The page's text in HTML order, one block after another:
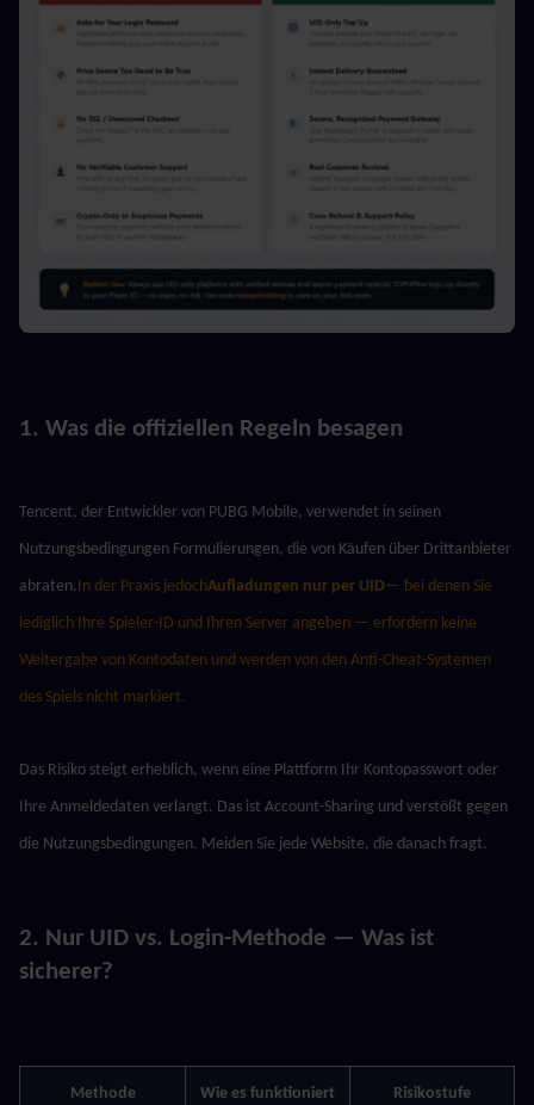
1. Was die offiziellen Regeln besagen
Tencent, der Entwickler von PUBG Mobile, verwendet in seinen
Nutzungsbedingungen Formulierungen, die von Käufen über Drittanbieter
abraten.In der Praxis jedochAufladungen nur per UID— bei denen Sie
lediglich Ihre Spieler-ID und Ihren Server angeben — erfordern keine
Weitergabe von Kontodaten und werden von den Anti-Cheat-Systemen
des Spiels nicht markiert.
Das Risiko steigt erheblich, wenn eine Plattform Ihr Kontopasswort oder
Ihre Anmeldedaten verlangt. Das ist Account-Sharing und verstößt gegen
die Nutzungsbedingungen. Meiden Sie jede Website, die danach fragt.
2. Nur UID vs. Login-Methode — Was ist
sicherer?
Methode Wie es funktioniert Risikostufe